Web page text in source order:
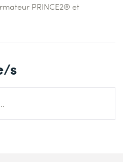
PRINCE2® et
s